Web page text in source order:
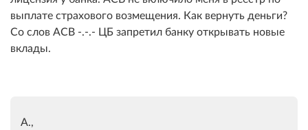
выплате страхового возмещения. Как вернуть деньги?
Со слов АСВ -.-.- ЦБ запретил банку открывать новые
вклады.
А.,